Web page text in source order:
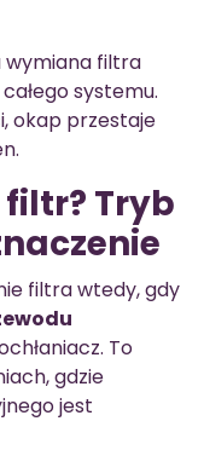
wymiana filtra
systemu.
okap przestaje
Tryb
filtra wtedy, gdy
To
gdzie
jest